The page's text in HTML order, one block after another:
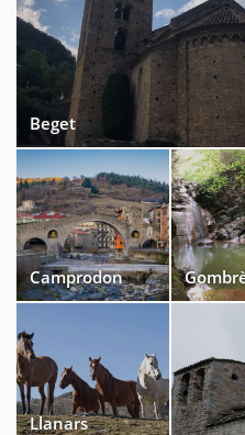
Beget
Camprodon
Llanars